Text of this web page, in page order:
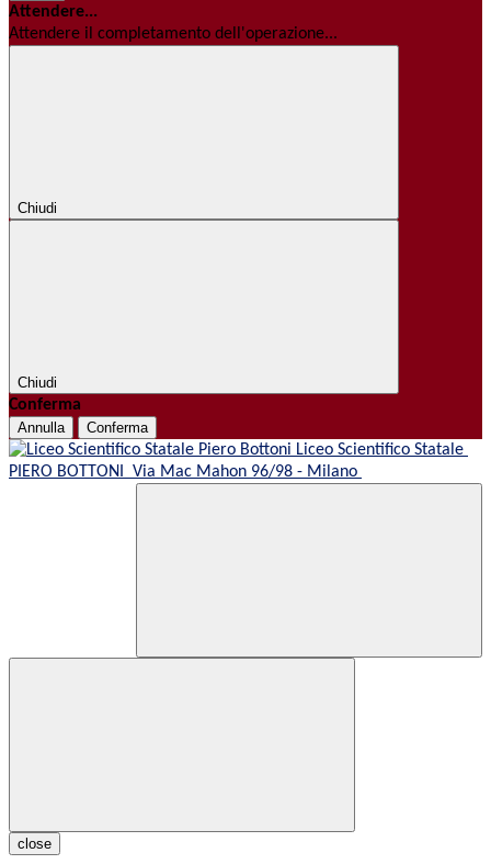
Attendere...
Attendere il completamento dell'operazione...
Chiudi
Chiudi
Conferma
Annulla Conferma
Liceo Scientifico Statale
PIERO BOTTONI Via Mac Mahon 96/98 - Milano
close